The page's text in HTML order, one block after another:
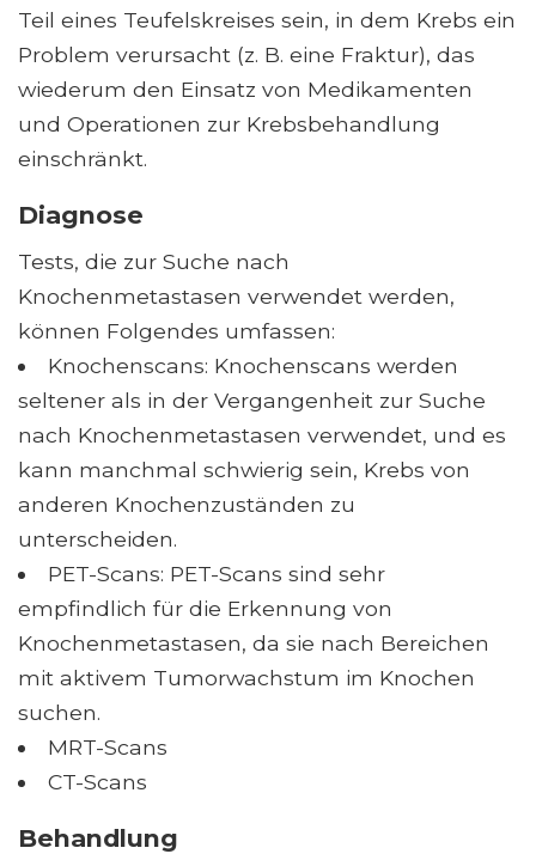
Teil eines Teufelskreises sein, in dem Krebs ein
Problem verursacht (z. B. eine Fraktur), das
wiederum den Einsatz von Medikamenten
und Operationen zur Krebsbehandlung
einschränkt.
Diagnose
Tests, die zur Suche nach
Knochenmetastasen verwendet werden,
können Folgendes umfassen:
Knochenscans: Knochenscans werden
seltener als in der Vergangenheit zur Suche
nach Knochenmetastasen verwendet, und es
kann manchmal schwierig sein, Krebs von
anderen Knochenzuständen zu
unterscheiden.
PET-Scans: PET-Scans sind sehr
empfindlich für die Erkennung von
Knochenmetastasen, da sie nach Bereichen
mit aktivem Tumorwachstum im Knochen
suchen.
MRT-Scans
CT-Scans
Behandlung